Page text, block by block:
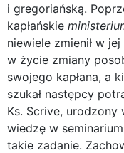
i gregoriańską.
kapłańskie
niewiele zmienił w
w życie zmiany
swojego kapłana, a
szukał następcy
Ks. Scrive, urodzony
wiedzę w
takie zadanie.